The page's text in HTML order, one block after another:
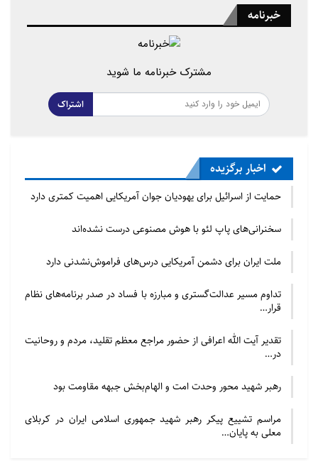
خبرنامه
مشترک خبرنامه ما شوید
اشتراک
اخبار برگزیده
حمایت از اسرائیل برای یهودیان جوان آمریکایی اهمیت کمتری دارد
سخنرانی‌های پاپ لئو با هوش مصنوعی درست نشده‌اند
ملت ایران برای دشمن آمریکایی درس‌های فراموش‌نشدنی دارد
تداوم مسیر عدالت‌گستری و مبارزه با فساد در صدر برنامه‌های نظام
قرار…
تقدیر آیت الله اعرافی از حضور مراجع معظم تقلید، مردم و روحانیت
در…
رهبر شهید محور وحدت امت و الهام‌بخش جبهه مقاومت بود
مراسم تشییع پیکر رهبر شهید جمهوری اسلامی ایران در کربلای
معلی به پایان…